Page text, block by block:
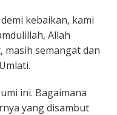
kebaikan, kami
Allah
masih semangat dan
ini. Bagaimana
yang disambut